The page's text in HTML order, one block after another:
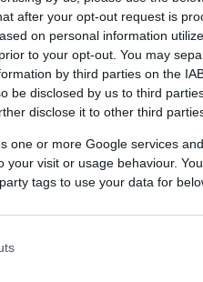
after your opt-out request is
on personal information
to your opt-out. You may
by third parties on the
be disclosed by us to third
disclose it to other third
one or more Google services
your visit or usage behaviour.
tags to use your data for